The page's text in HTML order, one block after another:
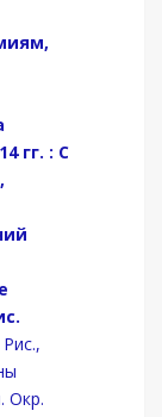
гг. : С
Окр.